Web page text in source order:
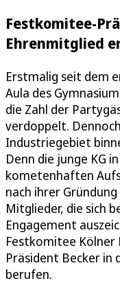
Festkomitee-
Ehrenmitglied
Erstmalig seit dem
Aula des
die Zahl der
verdoppelt.
Industriegebiet
Denn die junge KG
kometenhaften
nach ihrer
Mitglieder, die sich
Engagement
Festkomitee Kölner
Präsident Becker in
berufen.